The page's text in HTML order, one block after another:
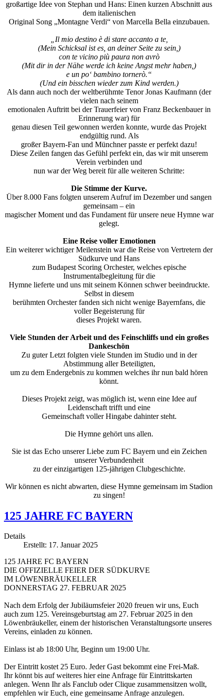
großartige Idee von Stephan und Hans: Einen kurzen Abschnitt aus
dem italienischen
Original Song „Montagne Verdi“ von Marcella Bella einzubauen.
„Il mio destino è di stare accanto a te,
(Mein Schicksal ist es, an deiner Seite zu sein,)
con te vicino più paura non avrò
(Mit dir in der Nähe werde ich keine Angst mehr haben,)
e un po‘ bambino tornerò.“
(Und ein bisschen wieder zum Kind werden.)
Als dann auch noch der weltberühmte Tenor Jonas Kaufmann (der
vielen nach seinem
emotionalen Auftritt bei der Trauerfeier von Franz Beckenbauer in
Erinnerung war) für
genau diesen Teil gewonnen werden konnte, wurde das Projekt
endgültig rund. Als
großer Bayern-Fan und Münchner passte er perfekt dazu!
Diese Zeilen fangen das Gefühl perfekt ein, das wir mit unserem
Verein verbinden und
nun war der Weg bereit für alle weiteren Schritte:
Die Stimme der Kurve.
Über 8.000 Fans folgten unserem Aufruf im Dezember und sangen
gemeinsam – ein
magischer Moment und das Fundament für unsere neue Hymne war
gelegt.
Eine Reise voller Emotionen
Ein weiterer wichtiger Meilenstein war die Reise von Vertretern der
Südkurve und Hans
zum Budapest Scoring Orchester, welches epische
Instrumentalbegleitung für die
Hymne lieferte und uns mit seinem Können schwer beeindruckte.
Selbst in diesem
berühmten Orchester fanden sich nicht wenige Bayernfans, die
voller Begeisterung für
dieses Projekt waren.
Viele Stunden der Arbeit und des Feinschliffs und ein großes
Dankeschön
Zu guter Letzt folgten viele Stunden im Studio und in der
Abstimmung aller Beteiligten,
um zu dem Endergebnis zu kommen welches ihr nun bald hören
könnt.
Dieses Projekt zeigt, was möglich ist, wenn eine Idee auf
Leidenschaft trifft und eine
Gemeinschaft voller Hingabe dahinter steht.
Die Hymne gehört uns allen.
Sie ist das Echo unserer Liebe zum FC Bayern und ein Zeichen
unserer Verbundenheit
zu der einzigartigen 125-jährigen Clubgeschichte.
Wir können es nicht abwarten, diese Hymne gemeinsam im Stadion
zu singen!
125 JAHRE FC BAYERN
Details
Erstellt: 17. Januar 2025
125 JAHRE FC BAYERN
DIE OFFIZIELLE FEIER DER SÜDKURVE
IM LÖWENBRÄUKELLER
DONNERSTAG 27. FEBRUAR 2025
Nach dem Erfolg der Jubiläumsfeier 2020 freuen wir uns, Euch
auch zum 125. Vereinsgeburtstag am 27. Februar 2025 in den
Löwenbräukeller, einem der historischen Veranstaltungsorte unseres
Vereins, einladen zu können.
Einlass ist ab 18:00 Uhr, Beginn um 19:00 Uhr.
Der Eintritt kostet 25 Euro. Jeder Gast bekommt eine Frei-Maß.
Ihr könnt bis auf weiteres hier eine Anfrage für Eintrittskarten
anlegen. Wenn Ihr als Fanclub oder Clique zusammensitzen wollt,
empfehlen wir Euch, eine gemeinsame Anfrage anzulegen.